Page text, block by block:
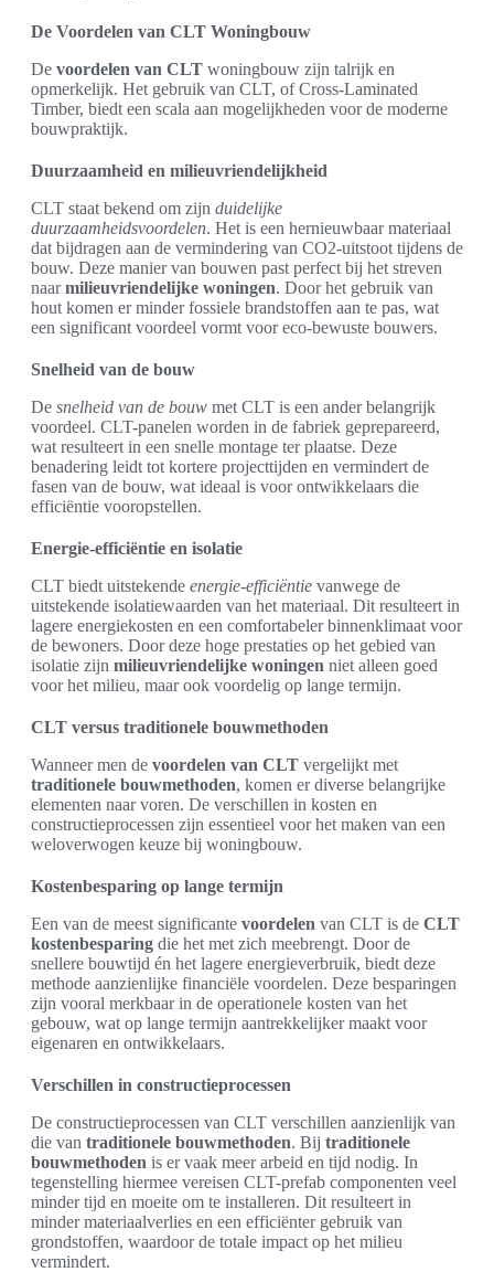
De Voordelen van CLT Woningbouw
De voordelen van CLT woningbouw zijn talrijk en
opmerkelijk. Het gebruik van CLT, of Cross-Laminated
Timber, biedt een scala aan mogelijkheden voor de moderne
bouwpraktijk.
Duurzaamheid en milieuvriendelijkheid
CLT staat bekend om zijn duidelijke
duurzaamheidsvoordelen. Het is een hernieuwbaar materiaal
dat bijdragen aan de vermindering van CO2-uitstoot tijdens de
bouw. Deze manier van bouwen past perfect bij het streven
naarmilieuvriendelijke woningen. Door het gebruik van
hout komen er minder fossiele brandstoffen aan te pas, wat
een significant voordeel vormt voor eco-bewuste bouwers.
Snelheid van de bouw
De snelheid van de bouw met CLT is een ander belangrijk
voordeel. CLT-panelen worden in de fabriek geprepareerd,
wat resulteert in een snelle montage ter plaatse. Deze
benadering leidt tot kortere projecttijden en vermindert de
fasen van de bouw, wat ideaal is voor ontwikkelaars die
efficiëntie vooropstellen.
Energie-efficiëntie en isolatie
CLT biedt uitstekende energie-efficiëntie vanwege de
uitstekende isolatiewaarden van het materiaal. Dit resulteert in
lagere energiekosten en een comfortabeler binnenklimaat voor
de bewoners. Door deze hoge prestaties op het gebied van
isolatie zijn milieuvriendelijke woningen niet alleen goed
voor het milieu, maar ook voordelig op lange termijn.
CLT versus traditionele bouwmethoden
Wanneer men de voordelen van CLT vergelijkt met
traditionele bouwmethoden, komen er diverse belangrijke
elementen naar voren. De verschillen in kosten en
constructieprocessen zijn essentieel voor het maken van een
weloverwogen keuze bij woningbouw.
Kostenbesparing op lange termijn
Een van de meest significante voordelen van CLT is de CLT
kostenbesparing die het met zich meebrengt. Door de
snellere bouwtijd én het lagere energieverbruik, biedt deze
methode aanzienlijke financiële voordelen. Deze besparingen
zijn vooral merkbaar in de operationele kosten van het
gebouw, wat op lange termijn aantrekkelijker maakt voor
eigenaren en ontwikkelaars.
Verschillen in constructieprocessen
De constructieprocessen van CLT verschillen aanzienlijk van
die van traditionele bouwmethoden. Bij traditionele
bouwmethoden is er vaak meer arbeid en tijd nodig. In
tegenstelling hiermee vereisen CLT-prefab componenten veel
minder tijd en moeite om te installeren. Dit resulteert in
minder materiaalverlies en een efficiënter gebruik van
grondstoffen, waardoor de totale impact op het milieu
vermindert.